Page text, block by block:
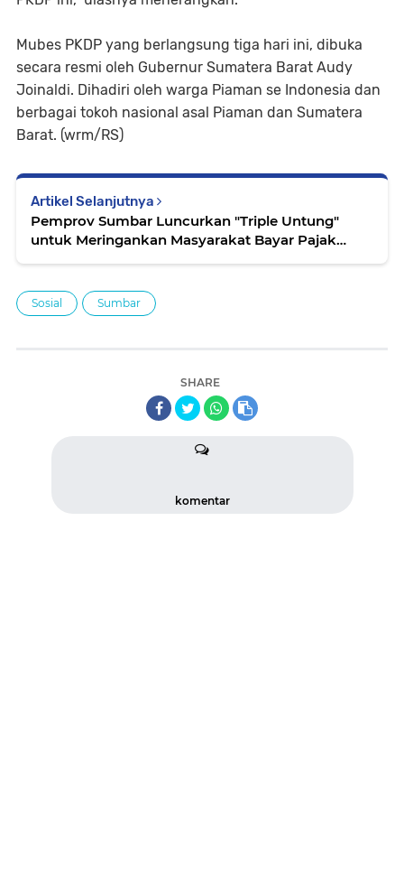
Mubes PKDP yang berlangsung tiga hari ini, dibuka
secara resmi oleh Gubernur Sumatera Barat Audy
Joinaldi. Dihadiri oleh warga Piaman se Indonesia dan
berbagai tokoh nasional asal Piaman dan Sumatera
Barat. (wrm/RS)
Artikel Selanjutnya
Pemprov Sumbar Luncurkan "Triple Untung"
untuk Meringankan Masyarakat Bayar Pajak
Sosial Sumbar
SHARE
komentar